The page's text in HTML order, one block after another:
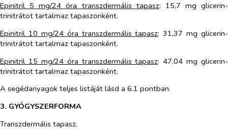
Epinitril 5 mg/24 óra transzdermális tapasz: 15,7 mg glicerin-
trinitrátot tartalmaz tapaszonként.
Epinitril 10 mg/24 óra transzdermális tapasz: 31,37 mg glicerin-
trinitrátot tartalmaz tapaszonként.
Epinitril 15 mg/24 óra transzdermális tapasz: 47,04 mg glicerin-
trinitrátot tartalmaz tapaszonként.
A segédanyagok teljes listáját lásd a 6.1 pontban.
3. GYÓGYSZERFORMA
Transzdermális tapasz.